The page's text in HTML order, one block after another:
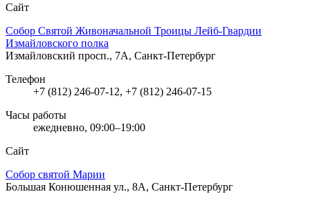
Сайт
Собор Святой Живоначальной Троицы Лейб-Гвардии
Измайловского полка
Измайловский просп., 7А, Санкт-Петербург
Телефон
+7 (812) 246-07-12, +7 (812) 246-07-15
Часы работы
ежедневно, 09:00–19:00
Сайт
Собор святой Марии
Большая Конюшенная ул., 8А, Санкт-Петербург